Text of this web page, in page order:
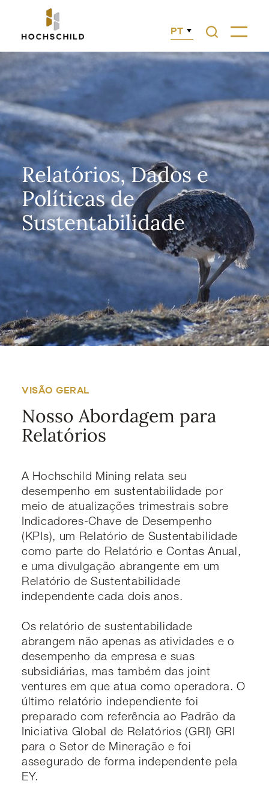
PT
Relatórios, Dados e
Políticas de
Sustentabilidade
VISÃO GERAL
Nosso Abordagem para
Relatórios
A Hochschild Mining relata seu
desempenho em sustentabilidade por
meio de atualizações trimestrais sobre
Indicadores-Chave de Desempenho
(KPIs), um Relatório de Sustentabilidade
como parte do Relatório e Contas Anual,
e uma divulgação abrangente em um
Relatório de Sustentabilidade
independente cada dois anos.
Os relatório de sustentabilidade
abrangem não apenas as atividades e o
desempenho da empresa e suas
subsidiárias, mas também das joint
ventures em que atua como operadora. O
último relatório independiente foi
preparado com referência ao Padrão da
Iniciativa Global de Relatórios (GRI) GRI
para o Setor de Mineração e foi
assegurado de forma independente pela
EY.